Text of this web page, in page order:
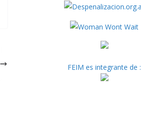
FEIM es integrante de :